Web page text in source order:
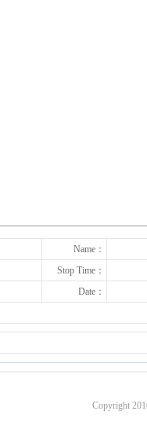
Name：
Stop Time：
Date：
Copyright